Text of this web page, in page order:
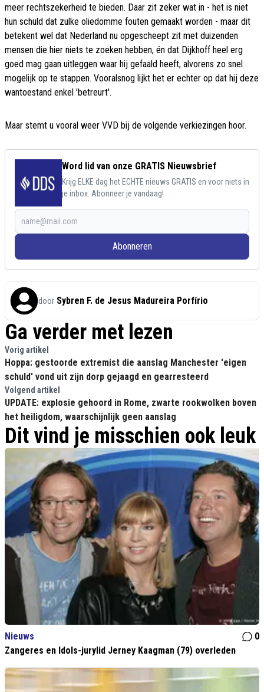
meer rechtszekerheid te bieden. Daar zit zeker wat in - het is niet
hun schuld dat zulke oliedomme fouten gemaakt worden - maar dit
betekent wel dat Nederland nu opgescheept zit met duizenden
mensen die hier niets te zoeken hebben, én dat Dijkhoff heel erg
goed mag gaan uitleggen waar hij gefaald heeft, alvorens zo snel
mogelijk op te stappen. Vooralsnog lijkt het er echter op dat hij deze
wantoestand enkel 'betreurt'.
Maar stemt u vooral weer VVD bij de volgende verkiezingen hoor.
Word lid van onze GRATIS Nieuwsbrief
Krijg ELKE dag het ECHTE nieuws GRATIS en voor niets in
je inbox. Abonneer je vandaag!
Abonneren
door Sybren F. de Jesus Madureira Porfírio
Ga verder met lezen
Vorig artikel
Hoppa: gestoorde extremist die aanslag Manchester 'eigen
schuld' vond uit zijn dorp gejaagd en gearresteerd
Volgend artikel
UPDATE: explosie gehoord in Rome, zwarte rookwolken boven
het heiligdom, waarschijnlijk geen aanslag
Dit vind je misschien ook leuk
Nieuws
0
Zangeres en Idols-jurylid Jerney Kaagman (79) overleden